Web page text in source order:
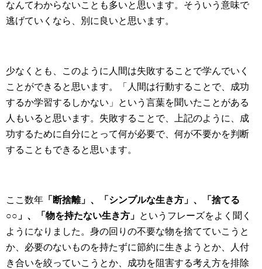
なんてわからないことも多いと思います。そういう意味で
逃げていくなら、別に良いと思います。
少なくとも、このように人間は失敗することで学んでいく
ことができると思います。「人間は行動することで、成功
するか学習するしかない」という言葉を聞いたことがある
人もいると思います。失敗することで、上記のように、成
功するために自分にとって何が必要で、何が不要かを判断
することもできると思います。
ここ数年 「断捨離」、「シンプルな生き方」、「捨てる
○○」、「物を持たない生き方」 というフレーズをよく聞く
ようになりました。身の回りの不要な物を捨てていこうと
か、必要のないものを持たずに節約に生きようとか、人付
き合いを絞っていこうとか、成功を阻害する考え方を排除